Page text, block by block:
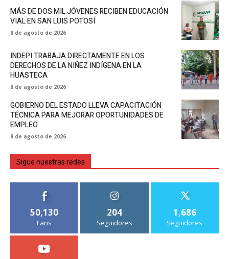
MÁS DE DOS MIL JÓVENES RECIBEN EDUCACIÓN
VIAL EN SAN LUIS POTOSÍ
8 de agosto de 2026
INDEPI TRABAJA DIRECTAMENTE EN LOS
DERECHOS DE LA NIÑEZ INDÍGENA EN LA
HUASTECA
8 de agosto de 2026
GOBIERNO DEL ESTADO LLEVA CAPACITACIÓN
TÉCNICA PARA MEJORAR OPORTUNIDADES DE
EMPLEO
8 de agosto de 2026
Sigue nuestras redes
50,130
Fans
204
Seguidores
1,686
Seguidores